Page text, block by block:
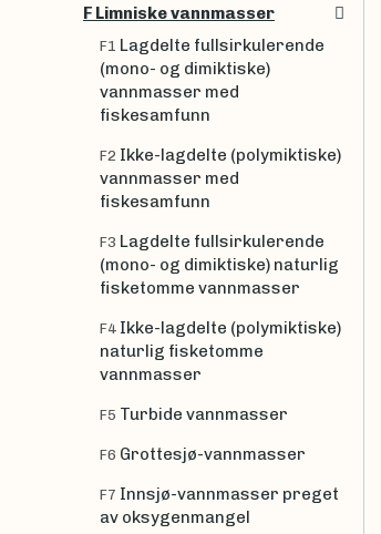
F Limniske vannmasser
F1 Lagdelte fullsirkulerende
(mono- og dimiktiske)
vannmasser med
fiskesamfunn
F2 Ikke-lagdelte (polymiktiske)
vannmasser med
fiskesamfunn
F3 Lagdelte fullsirkulerende
(mono- og dimiktiske) naturlig
fisketomme vannmasser
F4 Ikke-lagdelte (polymiktiske)
naturlig fisketomme
vannmasser
F5 Turbide vannmasser
F6 Grottesjø-vannmasser
F7 Innsjø-vannmasser preget
av oksygenmangel